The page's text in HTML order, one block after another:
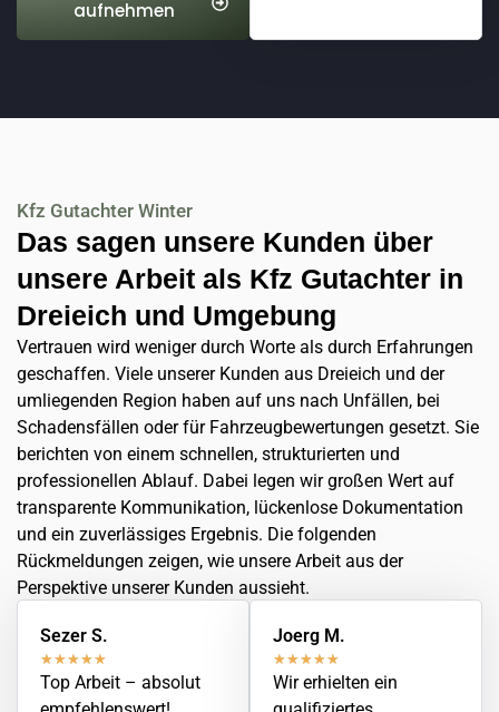
aufnehmen
Kfz Gutachter Winter
Das sagen unsere Kunden über
unsere Arbeit als Kfz Gutachter in
Dreieich und Umgebung
Vertrauen wird weniger durch Worte als durch Erfahrungen
geschaffen. Viele unserer Kunden aus Dreieich und der
umliegenden Region haben auf uns nach Unfällen, bei
Schadensfällen oder für Fahrzeugbewertungen gesetzt. Sie
berichten von einem schnellen, strukturierten und
professionellen Ablauf. Dabei legen wir großen Wert auf
transparente Kommunikation, lückenlose Dokumentation
und ein zuverlässiges Ergebnis. Die folgenden
Rückmeldungen zeigen, wie unsere Arbeit aus der
Perspektive unserer Kunden aussieht.
Sezer S.
★★★★★
Top Arbeit – absolut
Joerg M.
★★★★★
Wir erhielten ein